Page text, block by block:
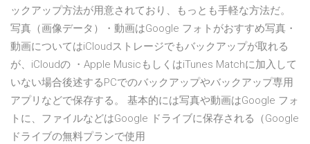
ックアップ方法が用意されており、もっとも手軽な方法だ。
写真（画像データ）・動画はGoogle フォトがおすすめ写真・
動画についてはiCloudストレージでもバックアップが取れる
が、iCloudの ・Apple MusicもしくはiTunes Matchに加入して
いない場合後述するPCでのバックアップやバックアップ専用
アプリなどで保存する。 基本的には写真や動画はGoogle フォ
トに、ファイルなどはGoogle ドライブに保存される（Google
ドライブの無料プランで使用